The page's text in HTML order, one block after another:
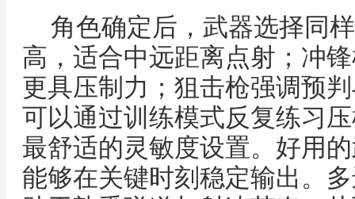
角色确定后，武器选择同
高，适合中远距离点射；冲
更具压制力；狙击枪强调预
可以通过训练模式反复练习
最舒适的灵敏度设置。好用
能够在关键时刻稳定输出。